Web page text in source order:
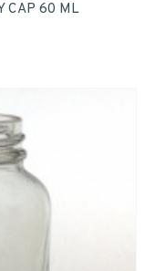
CAP 60 ML